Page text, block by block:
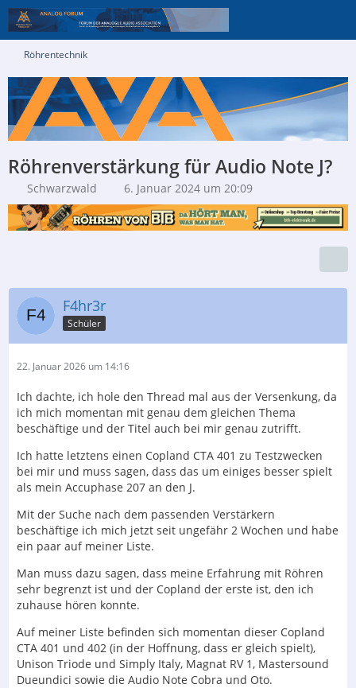
Röhrentechnik
Röhrenverstärkung für Audio Note J?
Schwarzwald 6. Januar 2024 um 20:09
F4hr3r
Schüler
22. Januar 2026 um 14:16
Ich dachte, ich hole den Thread mal aus der Versenkung, da
ich mich momentan mit genau dem gleichen Thema
beschäftige und der Titel auch bei mir genau zutrifft.
Ich hatte letztens einen Copland CTA 401 zu Testzwecken
bei mir und muss sagen, dass das um einiges besser spielt
als mein Accuphase 207 an den J.
Mit der Suche nach dem passenden Verstärkern
beschäftige ich mich jetzt seit ungefähr 2 Wochen und habe
ein paar auf meiner Liste.
Man muss dazu sagen, dass meine Erfahrung mit Röhren
sehr begrenzt ist und der Copland der erste ist, den ich
zuhause hören konnte.
Auf meiner Liste befinden sich momentan dieser Copland
CTA 401 und 402 (in der Hoffnung, dass er gleich spielt),
Unison Triode und Simply Italy, Magnat RV 1, Mastersound
Dueundici sowie die Audio Note Cobra und Oto.